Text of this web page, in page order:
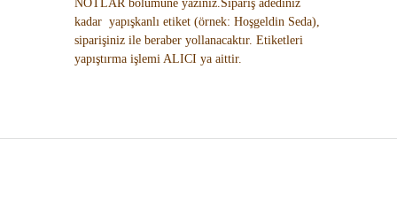
NOTLAR bölümüne yazınız.Sipariş adediniz
kadar yapışkanlı etiket (örnek: Hoşgeldin Seda),
siparişiniz ile beraber yollanacaktır. Etiketleri
yapıştırma işlemi ALICI ya aittir.